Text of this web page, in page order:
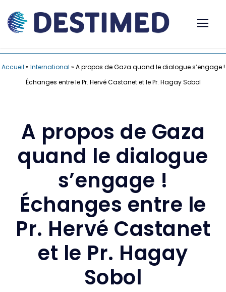
Accueil » International » A propos de Gaza quand le dialogue s’engage !
Échanges entre le Pr. Hervé Castanet et le Pr. Hagay Sobol
A propos de Gaza
quand le dialogue
s’engage !
Échanges entre le
Pr. Hervé Castanet
et le Pr. Hagay
Sobol